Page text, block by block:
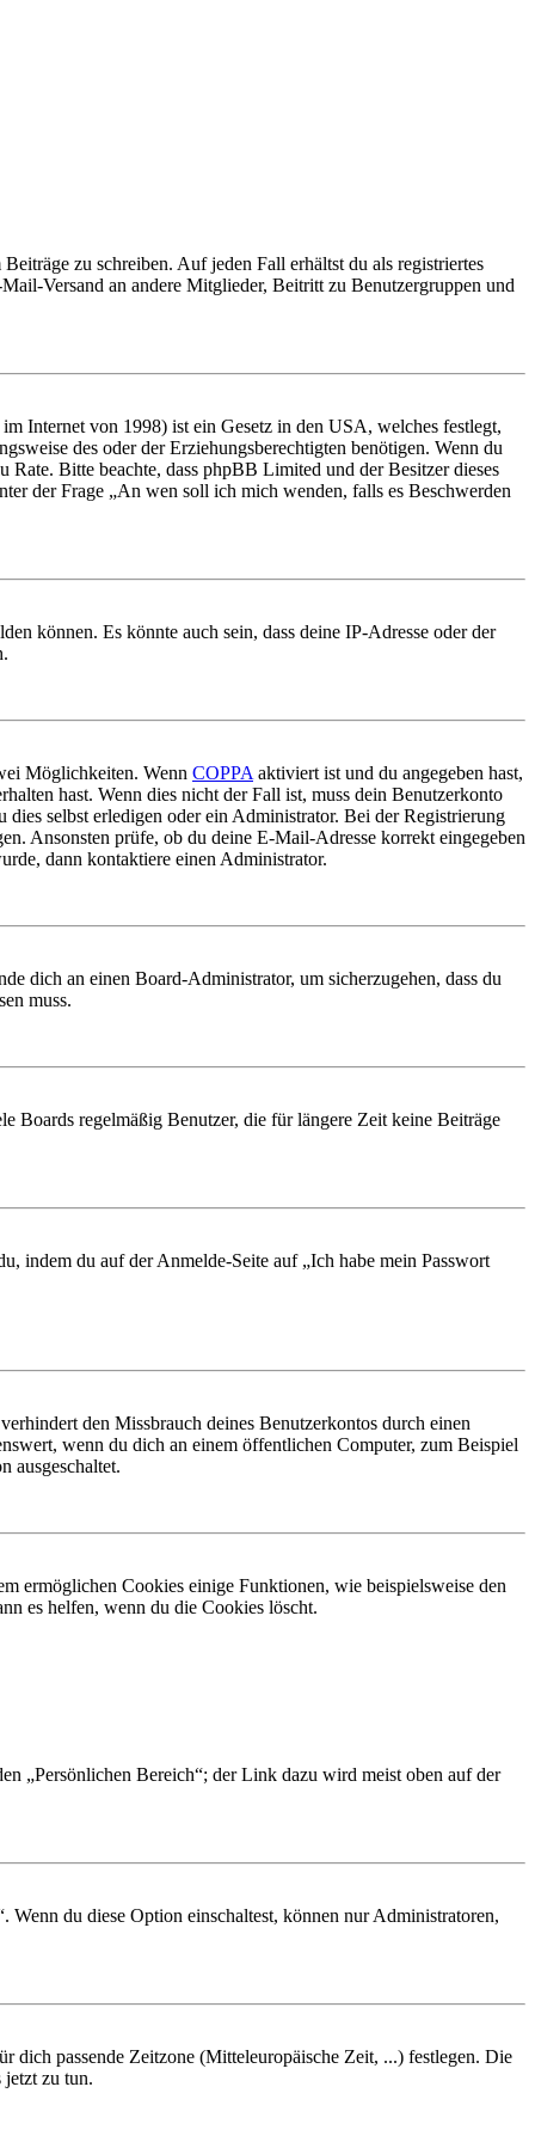
zu schreiben. Auf jeden Fall erhältst du als registriertes
Versand an andere Mitglieder, Beitritt zu Benutzergruppen und
Internet von 1998) ist ein Gesetz in den USA, welches festlegt,
des oder der Erziehungsberechtigten benötigen. Wenn du
Bitte beachte, dass phpBB Limited und der Besitzer dieses
der Frage „An wen soll ich mich wenden, falls es Beschwerden
können. Es könnte auch sein, dass deine IP-Adresse oder der
Möglichkeiten. Wenn COPPA aktiviert ist und du angegeben hast,
hast. Wenn dies nicht der Fall ist, muss dein Benutzerkonto
selbst erledigen oder ein Administrator. Bei der Registrierung
Ansonsten prüfe, ob du deine E-Mail-Adresse korrekt eingegeben
dann kontaktiere einen Administrator.
dich an einen Board-Administrator, um sicherzugehen, dass du
muss.
Boards regelmäßig Benutzer, die für längere Zeit keine Beiträge
indem du auf der Anmelde-Seite auf „Ich habe mein Passwort
den Missbrauch deines Benutzerkontos durch einen
wenn du dich an einem öffentlichen Computer, zum Beispiel
ausgeschaltet.
ermöglichen Cookies einige Funktionen, wie beispielsweise den
es helfen, wenn du die Cookies löscht.
„Persönlichen Bereich“; der Link dazu wird meist oben auf der
du diese Option einschaltest, können nur Administratoren,
dich passende Zeitzone (Mitteleuropäische Zeit, ...) festlegen. Die
jetzt zu tun.